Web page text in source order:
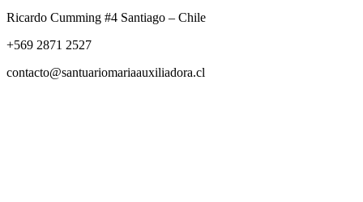
Ricardo Cumming #4 Santiago – Chile
+569 2871 2527
contacto@santuariomariaauxiliadora.cl